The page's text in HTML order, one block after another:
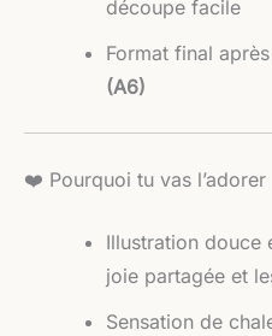
découpe facile
Format final
(A6)
❤️ Pourquoi tu vas l’adorer
Illustration
joie partagée et
Sensation de